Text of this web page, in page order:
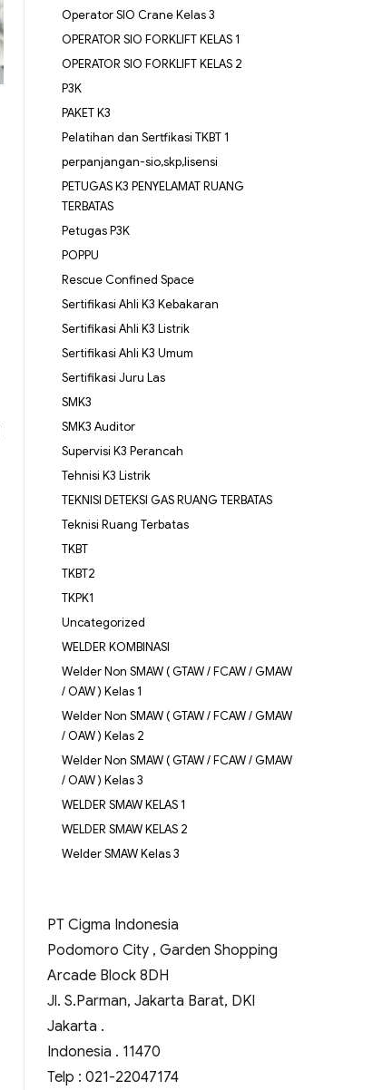
Operator SIO Crane Kelas 3
OPERATOR SIO FORKLIFT KELAS 1
OPERATOR SIO FORKLIFT KELAS 2
P3K
PAKET K3
Pelatihan dan Sertfikasi TKBT 1
perpanjangan-sio,skp,lisensi
PETUGAS K3 PENYELAMAT RUANG
TERBATAS
Petugas P3K
POPPU
Rescue Confined Space
Sertifikasi Ahli K3 Kebakaran
Sertifikasi Ahli K3 Listrik
Sertifikasi Ahli K3 Umum
Sertifikasi Juru Las
SMK3
SMK3 Auditor
Supervisi K3 Perancah
Tehnisi K3 Listrik
TEKNISI DETEKSI GAS RUANG TERBATAS
Teknisi Ruang Terbatas
TKBT
TKBT2
TKPK1
Uncategorized
WELDER KOMBINASI
Welder Non SMAW ( GTAW / FCAW / GMAW
/ OAW ) Kelas 1
Welder Non SMAW ( GTAW / FCAW / GMAW
/ OAW ) Kelas 2
Welder Non SMAW ( GTAW / FCAW / GMAW
/ OAW ) Kelas 3
WELDER SMAW KELAS 1
WELDER SMAW KELAS 2
Welder SMAW Kelas 3
PT Cigma Indonesia
Podomoro City , Garden Shopping
Arcade Block 8DH
Jl. S.Parman, Jakarta Barat, DKI
Jakarta .
Indonesia . 11470
Telp : 021-22047174